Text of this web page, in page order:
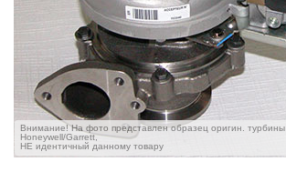
Внимание! На фото представлен образец оригин. турбины
Honeywell/Garrett,
НЕ идентичный данному товару